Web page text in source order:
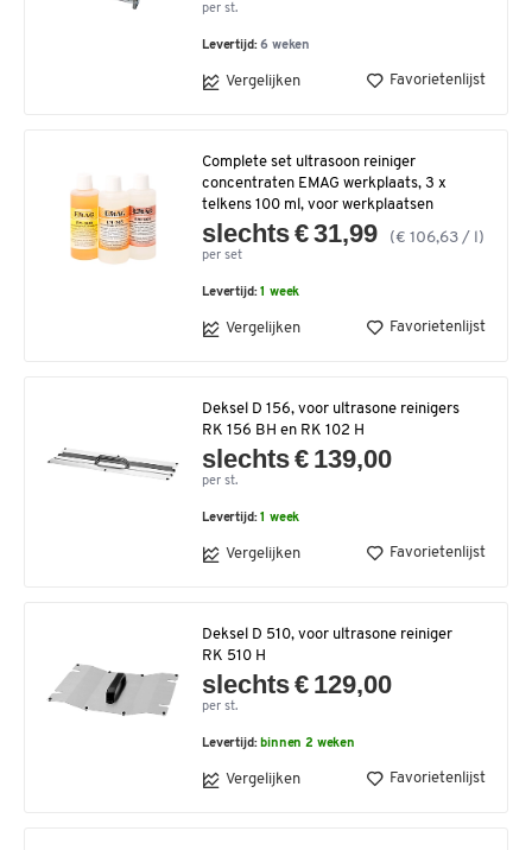
per st.
Levertijd:6 weken
Vergelijken Favorietenlijst
Complete set ultrasoon reiniger
concentraten EMAG werkplaats, 3 x
telkens 100 ml, voor werkplaatsen
slechts € 31,99 (€ 106,63 / l)
per set
Levertijd:1 week
Vergelijken Favorietenlijst
Deksel D 156, voor ultrasone reinigers
RK 156 BH en RK 102 H
slechts € 139,00
per st.
Levertijd:1 week
Vergelijken Favorietenlijst
Deksel D 510, voor ultrasone reiniger
RK 510 H
slechts € 129,00
per st.
Levertijd: binnen 2 weken
Vergelijken Favorietenlijst